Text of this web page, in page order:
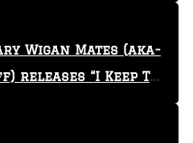
Wigan Mates (aka-
releases “I Keep Tr